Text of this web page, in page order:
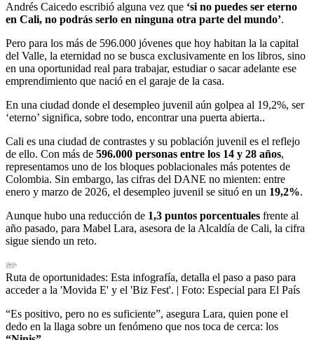
Andrés Caicedo escribió alguna vez que ‘si no puedes ser eterno
en Cali, no podrás serlo en ninguna otra parte del mundo’.
Pero para los más de 596.000 jóvenes que hoy habitan la la capital
del Valle, la eternidad no se busca exclusivamente en los libros, sino
en una oportunidad real para trabajar, estudiar o sacar adelante ese
emprendimiento que nació en el garaje de la casa.
En una ciudad donde el desempleo juvenil aún golpea al 19,2%, ser
‘eterno’ significa, sobre todo, encontrar una puerta abierta..
Cali es una ciudad de contrastes y su población juvenil es el reflejo
de ello. Con más de 596.000 personas entre los 14 y 28 años,
representamos uno de los bloques poblacionales más potentes de
Colombia. Sin embargo, las cifras del DANE no mienten: entre
enero y marzo de 2026, el desempleo juvenil se situó en un 19,2%.
Aunque hubo una reducción de 1,3 puntos porcentuales frente al
año pasado, para Mabel Lara, asesora de la Alcaldía de Cali, la cifra
sigue siendo un reto.
Ruta de oportunidades: Esta infografía, detalla el paso a paso para
acceder a la 'Movida E' y el 'Biz Fest'. | Foto: Especial para El País
“Es positivo, pero no es suficiente”, asegura Lara, quien pone el
dedo en la llaga sobre un fenómeno que nos toca de cerca: los